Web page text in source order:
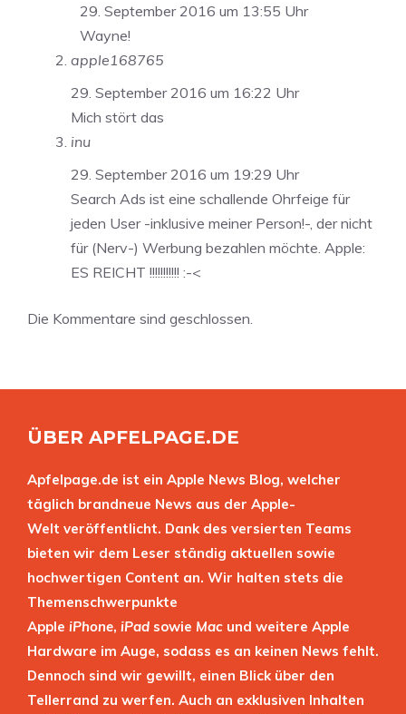
29. September 2016 um 13:55 Uhr
Wayne!
apple168765
29. September 2016 um 16:22 Uhr
Mich stört das
inu
29. September 2016 um 19:29 Uhr
Search Ads ist eine schallende Ohrfeige für
jeden User -inklusive meiner Person!-, der nicht
für (Nerv-) Werbung bezahlen möchte. Apple:
ES REICHT !!!!!!!!!!! :-<
Die Kommentare sind geschlossen.
ÜBER APFELPAGE.DE
Apfelpage.de ist ein Apple News Blog, welcher
täglich brandneue News aus der Apple-
Welt veröffentlicht. Dank des versierten Teams
bieten wir dem Leser ständig aktuellen sowie
hochwertigen Content an. Wir halten stets die
Themenschwerpunkte
Apple iPhone, iPad sowie Mac und weitere Apple
Hardware im Auge, sodass es an keinen News fehlt.
Dennoch sind wir gewillt, einen Blick über den
Tellerrand zu werfen. Auch an exklusiven Inhalten